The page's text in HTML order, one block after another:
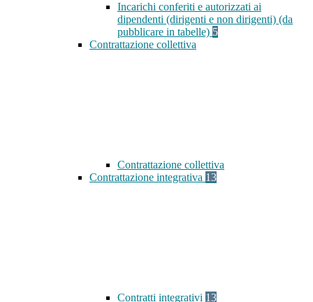
Incarichi conferiti e autorizzati ai
dipendenti (dirigenti e non dirigenti) (da
pubblicare in tabelle) 5
Contrattazione collettiva
Contrattazione collettiva
Contrattazione integrativa 13
Contratti integrativi 13